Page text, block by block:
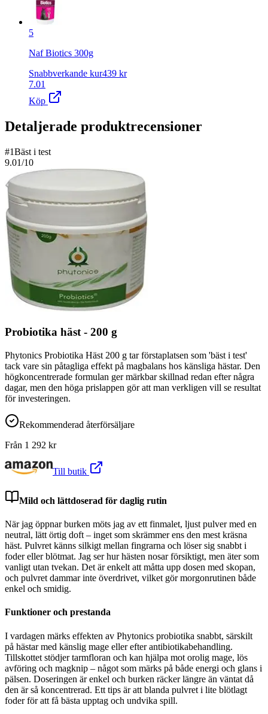
5
Naf Biotics 300g
Snabbverkande kur439 kr
7.01
Köp
Detaljerade produktrecensioner
#1Bäst i test
9.01/10
Probiotika häst - 200 g
Phytonics Probiotika Häst 200 g tar förstaplatsen som 'bäst i test'
tack vare sin påtagliga effekt på magbalans hos känsliga hästar. Den
högkoncentrerade formulan ger märkbar skillnad redan efter några
dagar, men den höga prislappen gör att man verkligen vill se resultat
för investeringen.
Rekommenderad återförsäljare
Från 1 292 kr
Till butik
Mild och lättdoserad för daglig rutin
När jag öppnar burken möts jag av ett finmalet, ljust pulver med en
neutral, lätt örtig doft – inget som skrämmer ens den mest kräsna
häst. Pulvret känns silkigt mellan fingrarna och löser sig snabbt i
foder eller blötmat. Jag ser hur hästen nosar försiktigt, men äter som
vanligt utan tvekan. Det är enkelt att måtta upp dosen med skopan,
och pulvret dammar inte överdrivet, vilket gör morgonrutinen både
enkel och smidig.
Funktioner och prestanda
I vardagen märks effekten av Phytonics probiotika snabbt, särskilt
på hästar med känslig mage eller efter antibiotikabehandling.
Tillskottet stödjer tarmfloran och kan hjälpa mot orolig mage, lös
avföring och magknip – något som märks på både energi och glans i
pälsen. Doseringen är enkel och burken räcker längre än väntat då
den är så koncentrerad. Ett tips är att blanda pulvret i lite blötlagt
foder för att få bästa upptag och undvika spill.